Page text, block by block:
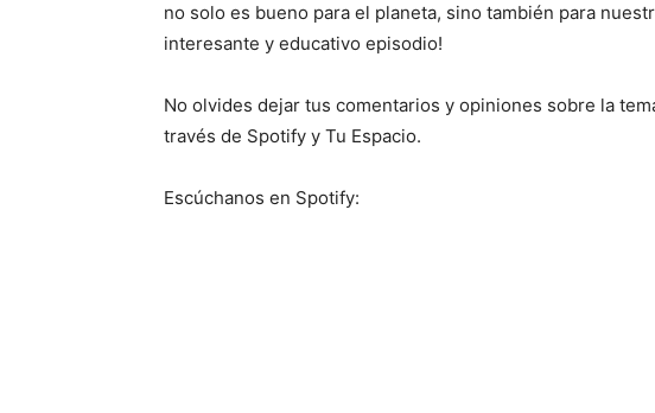
no solo es bueno para el planeta, sino también para
interesante y educativo episodio!
No olvides dejar tus comentarios y opiniones sobre la
través de Spotify y Tu Espacio.
Escúchanos en Spotify: